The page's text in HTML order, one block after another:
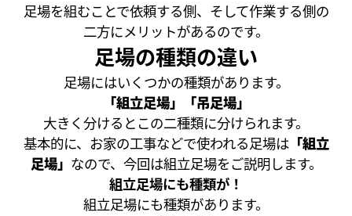
足場を組むことで依頼する側、そして作業する側の
二方にメリットがあるのです。
足場の種類の違い
足場にはいくつかの種類があります。
「組立足場」「吊足場」
大きく分けるとこの二種類に分けられます。
基本的に、お家の工事などで使われる足場は「組立
足場」 なので、今回は組立足場をご説明します。
組立足場にも種類が！
組立足場にも種類があります。